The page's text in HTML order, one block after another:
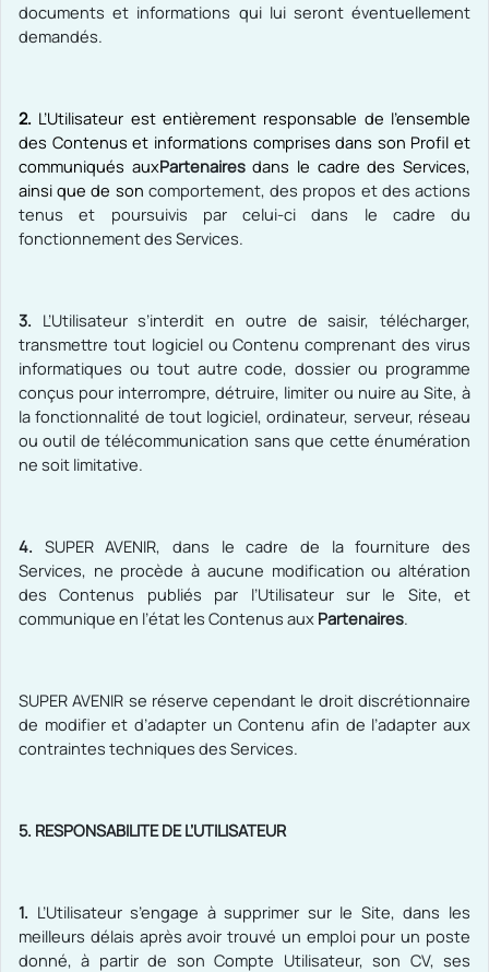
documents et informations qui lui seront éventuellement
demandés.
2. L’Utilisateur est entièrement responsable de l’ensemble
des Contenus et informations comprises dans son Profil et
communiqués auxPartenairesdans le cadre des Services,
ainsi que de son comportement, des propos et des actions
tenus et poursuivis par celui-ci dans le cadre du
fonctionnement des Services.
3. L’Utilisateur s’interdit en outre de saisir, télécharger,
transmettre tout logiciel ou Contenu comprenant des virus
informatiques ou tout autre code, dossier ou programme
conçus pour interrompre, détruire, limiter ou nuire au Site, à
la fonctionnalité de tout logiciel, ordinateur, serveur, réseau
ou outil de télécommunication sans que cette énumération
ne soit limitative.
4. SUPER AVENIR, dans le cadre de la fourniture des
Services, ne procède à aucune modification ou altération
des Contenus publiés par l’Utilisateur sur le Site, et
communique en l’état les Contenus aux Partenaires.
SUPER AVENIR se réserve cependant le droit discrétionnaire
de modifier et d’adapter un Contenu afin de l’adapter aux
contraintes techniques des Services.
5. RESPONSABILITE DE L’UTILISATEUR
1. L’Utilisateur s’engage à supprimer sur le Site, dans les
meilleurs délais après avoir trouvé un emploi pour un poste
donné, à partir de son Compte Utilisateur, son CV, ses